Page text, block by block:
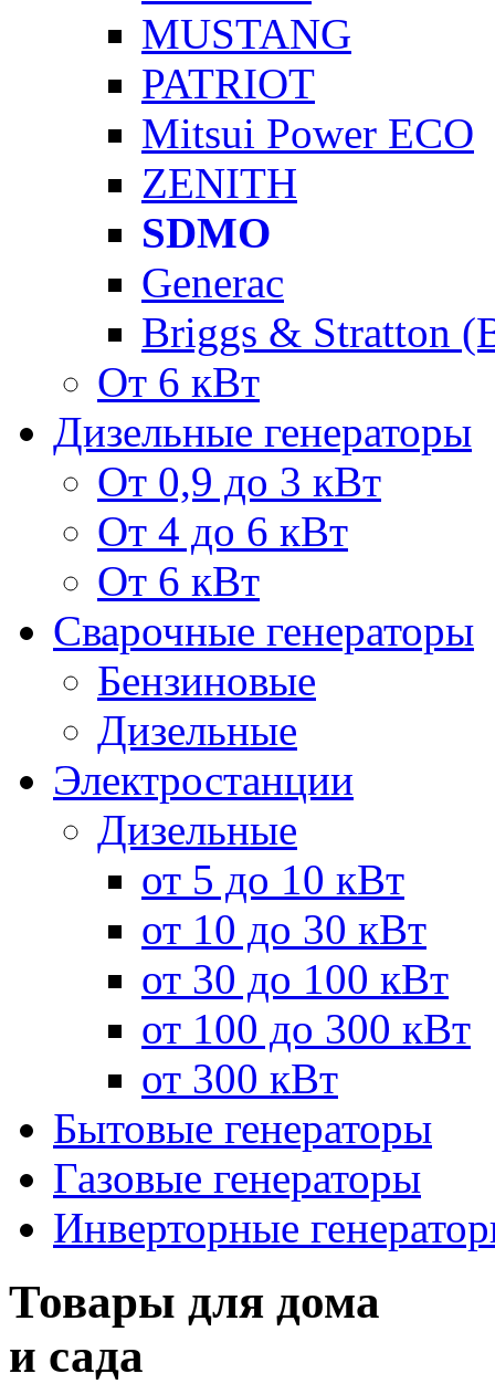
MUSTANG
PATRIOT
Mitsui Power ECO
ZENITH
SDMO
Generac
Briggs & Stratton
От 6 кВт
Дизельные генераторы
От 0,9 до 3 кВт
От 4 до 6 кВт
От 6 кВт
Сварочные генераторы
Бензиновые
Дизельные
Электростанции
Дизельные
от 5 до 10 кВт
от 10 до 30 кВт
от 30 до 100 кВт
от 100 до 300 кВт
от 300 кВт
Бытовые генераторы
Газовые генераторы
Инверторные
Товары для дома
и сада